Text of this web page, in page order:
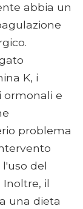
abbia un
K, i
ormonali e
problema
del
il
una dieta